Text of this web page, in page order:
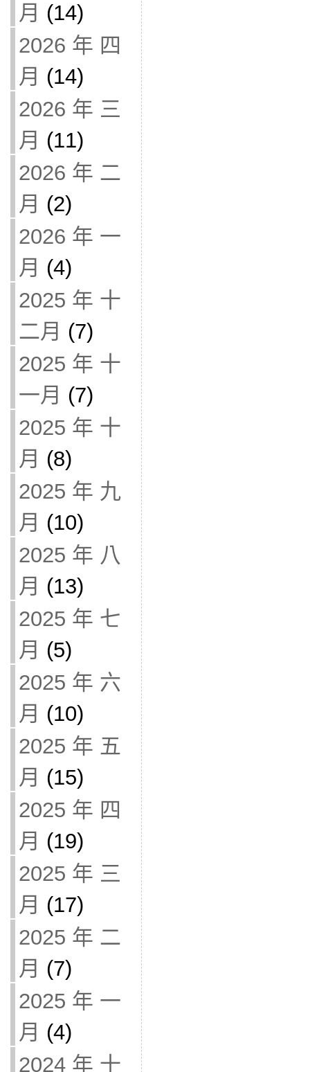
月 (14)
2026 年 四
月 (14)
2026 年 三
月 (11)
2026 年 二
月 (2)
2026 年 一
月 (4)
2025 年 十
二月 (7)
2025 年 十
一月 (7)
2025 年 十
月 (8)
2025 年 九
月 (10)
2025 年 八
月 (13)
2025 年 七
月 (5)
2025 年 六
月 (10)
2025 年 五
月 (15)
2025 年 四
月 (19)
2025 年 三
月 (17)
2025 年 二
月 (7)
2025 年 一
月 (4)
2024 年 十